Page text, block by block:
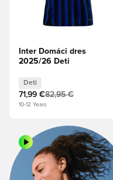
Inter Domáci dres
2025/26 Deti
Deti
71,99 €82,95 €
10-12 Years